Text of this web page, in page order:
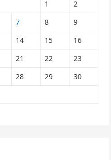
1
2
7 8
9
14 15
16
21 22
23
28 29
30